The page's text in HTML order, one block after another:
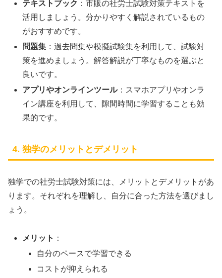
テキストブック ：市販の社労士試験対策テキストを
活用しましょう。分かりやすく解説されているもの
がおすすめです。
問題集 ：過去問集や模擬試験集を利用して、試験対
策を進めましょう。解答解説が丁寧なものを選ぶと
良いです。
アプリやオンラインツール：スマホアプリやオンラ
イン講座を利用して、隙間時間に学習することも効
果的です。
4. 独学のメリットとデメリット
独学での社労士試験対策には、メリットとデメリットがあ
ります。それぞれを理解し、自分に合った方法を選びまし
ょう。
メリット ：
自分のペースで学習できる
コストが抑えられる